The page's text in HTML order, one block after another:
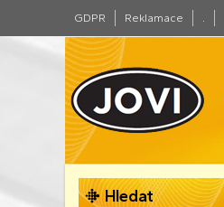
GDPR Reklamace .
Hledat